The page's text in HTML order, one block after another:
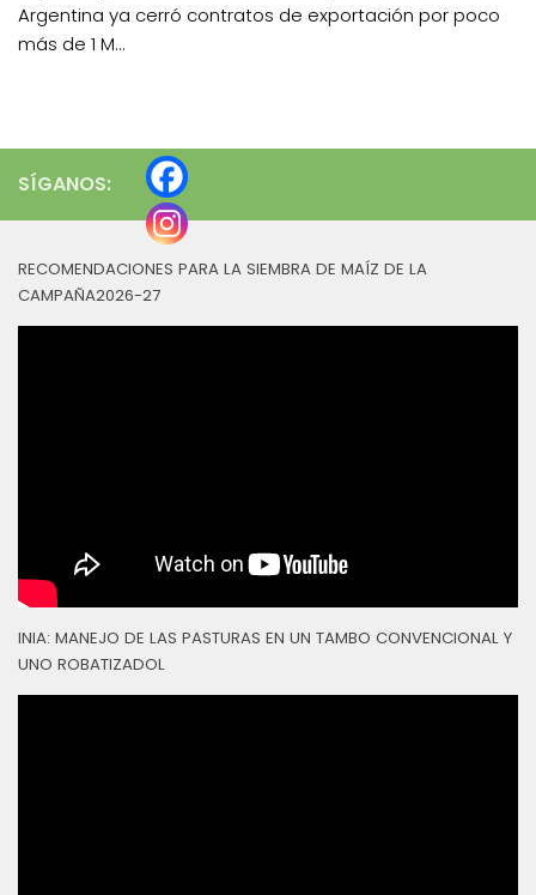
Argentina ya cerró contratos de exportación por poco
más de 1 M...
SÍGANOS:
RECOMENDACIONES PARA LA SIEMBRA DE MAÍZ DE LA
CAMPAÑA2026-27
INIA: MANEJO DE LAS PASTURAS EN UN TAMBO CONVENCIONAL Y
UNO ROBATIZADOL